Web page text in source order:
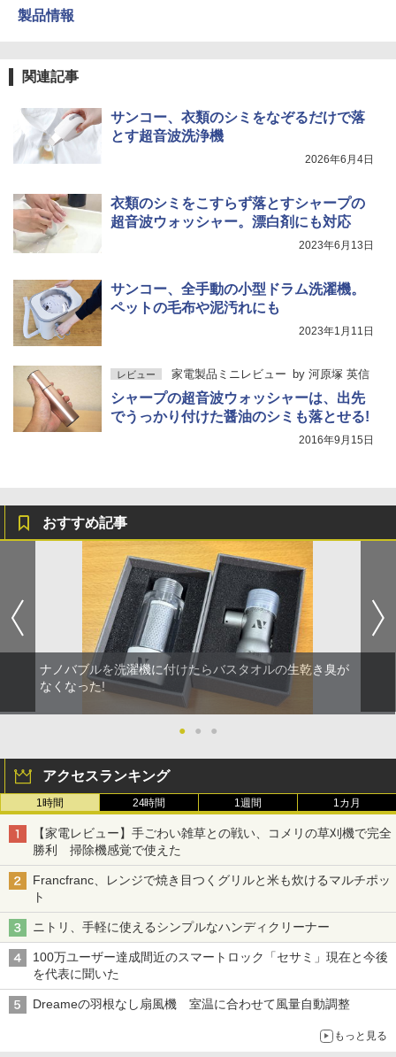
製品情報
関連記事
サンコー、衣類のシミをなぞるだけで落
とす超音波洗浄機
2026年6月4日
衣類のシミをこすらず落とすシャープの
超音波ウォッシャー。漂白剤にも対応
2023年6月13日
サンコー、全手動の小型ドラム洗濯機。
ペットの毛布や泥汚れにも
2023年1月11日
レビュー 家電製品ミニレビュー by 河原塚 英信
シャープの超音波ウォッシャーは、出先
でうっかり付けた醤油のシミも落とせる!
2016年9月15日
おすすめ記事
ナノバブルを洗濯機に付けたらバスタオルの生乾き臭が
なくなった!
● ● ●
アクセスランキング
1時間 24時間 1週間 1カ月
【家電レビュー】手ごわい雑草との戦い、コメリの草刈機で完全
勝利 掃除機感覚で使えた
Francfranc、レンジで焼き目つくグリルと米も炊けるマルチポッ
ト
ニトリ、手軽に使えるシンプルなハンディクリーナー
100万ユーザー達成間近のスマートロック「セサミ」現在と今後
を代表に聞いた
Dreameの羽根なし扇風機 室温に合わせて風量自動調整
もっと見る